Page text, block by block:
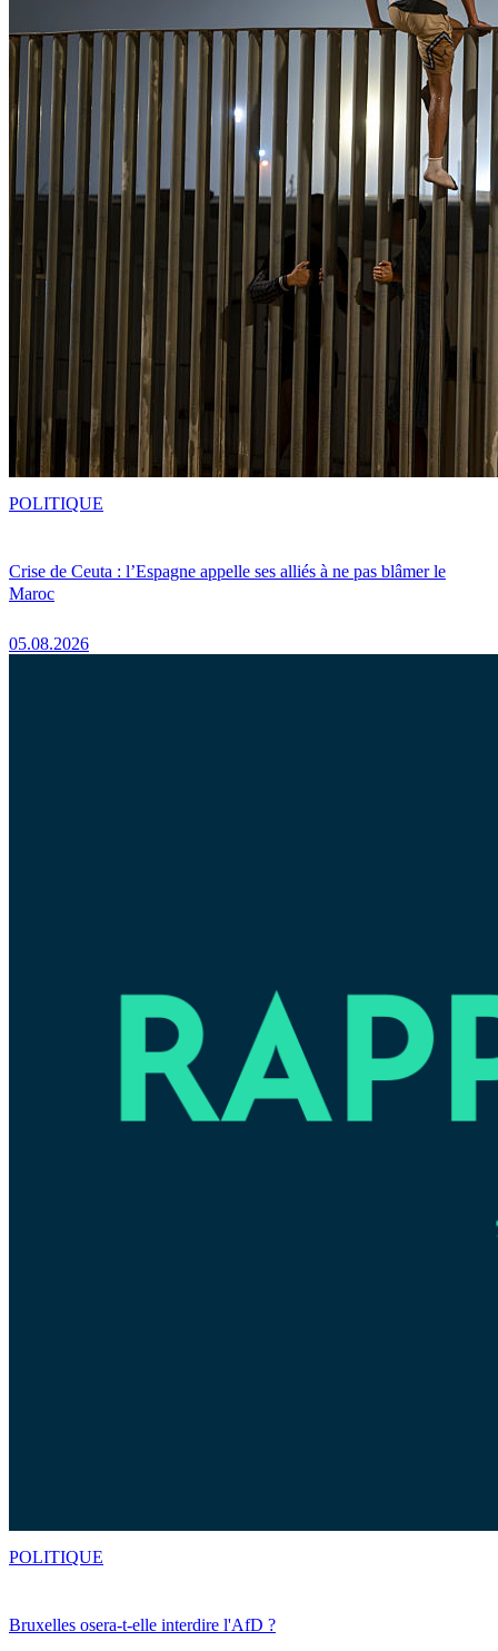
Crise de Ceuta : l’Espagne appelle ses alliés à ne pas blâmer le
Maroc
05.08.2026
POLITIQUE
Bruxelles osera-t-elle interdire l'AfD ?
POLITIQUE